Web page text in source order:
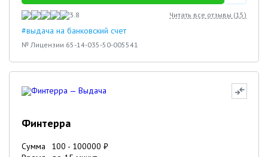
3.8 Читать все отзывы (15)
#выдача на банковский счет
№ Лицензии 65-14-035-50-005541
Финтерра
Сумма 100 - 100000 ₽